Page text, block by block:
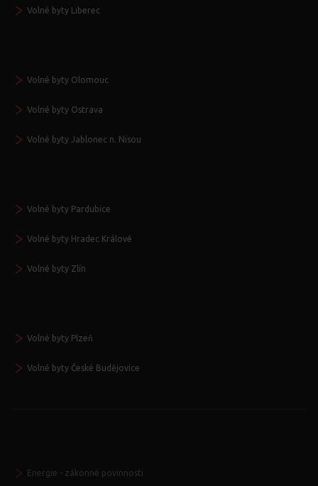
Volné byty Liberec
Volné byty Olomouc
Volné byty Ostrava
Volné byty Jablonec n. Nisou
Volné byty Pardubice
Volné byty Hradec Králové
Volné byty Zlín
Volné byty Plzeň
Volné byty České Budějovice
Energie - zákonné povinnosti